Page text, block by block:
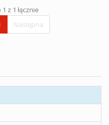
z 1 łącznie
Następna